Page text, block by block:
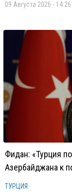
09 Августа 2026 - 14:26
Фидан: «Турция
Азербайджана к
ТУРЦИЯ